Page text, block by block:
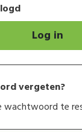
Log in
vergeten?
wachtwoord te